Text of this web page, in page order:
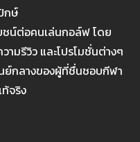
กษ์
ชน์ต่อคนเล่นกอล์ฟ โดย
มรีวิว และโปรโมชั่นต่างๆ
ย์กลางของผู้ที่ชื่นชอบกีฬา
จริง